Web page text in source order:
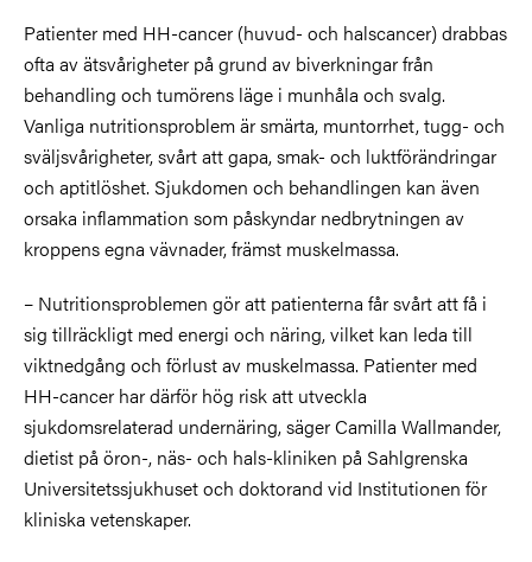
Patienter med HH-cancer (huvud- och halscancer) drabbas
ofta av ätsvårigheter på grund av biverkningar från
behandling och tumörens läge i munhåla och svalg.
Vanliga nutritionsproblem är smärta, muntorrhet, tugg- och
sväljsvårigheter, svårt att gapa, smak- och luktförändringar
och aptitlöshet. Sjukdomen och behandlingen kan även
orsaka inflammation som påskyndar nedbrytningen av
kroppens egna vävnader, främst muskelmassa.
– Nutritionsproblemen gör att patienterna får svårt att få i
sig tillräckligt med energi och näring, vilket kan leda till
viktnedgång och förlust av muskelmassa. Patienter med
HH-cancer har därför hög risk att utveckla
sjukdomsrelaterad undernäring, säger Camilla Wallmander,
dietist på öron-, näs- och hals-kliniken på Sahlgrenska
Universitetssjukhuset och doktorand vid Institutionen för
kliniska vetenskaper.